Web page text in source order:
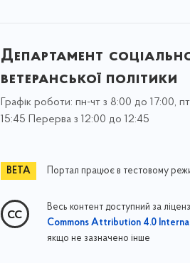
Департамент
ветеранської політики
Графік роботи: пн-чт з 8:00 до 17:00,
15:45 Перерва з 12:00 до 12:45
Портал працює в тестовому
Весь контент доступний за
Commons Attribution 4.0
якщо не зазначено інше